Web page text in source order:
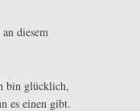
diesem
bin glücklich,
es einen gibt.